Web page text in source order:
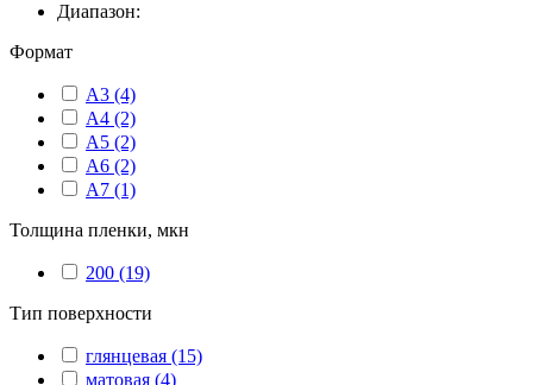
Диапазон:
Формат
А3 (4)
А4 (2)
А5 (2)
А6 (2)
А7 (1)
Толщина пленки, мкн
200 (19)
Тип поверхности
глянцевая (15)
матовая (4)